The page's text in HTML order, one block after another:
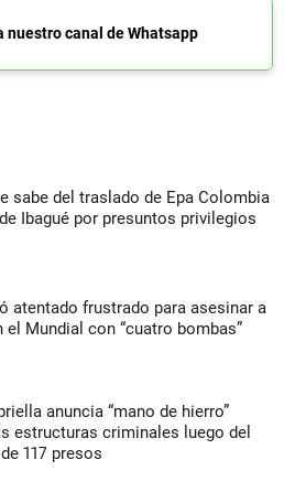
nuestro canal de Whatsapp
sabe del traslado de Epa Colombia
Ibagué por presuntos privilegios
atentado frustrado para asesinar a
el Mundial con “cuatro bombas”
anuncia “mano de hierro”
estructuras criminales luego del
117 presos